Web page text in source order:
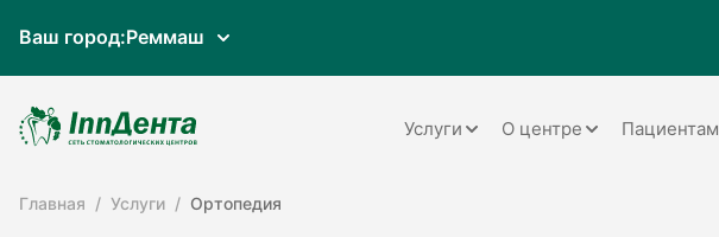
Ваш город:Реммаш
Услуги О центре Пациентам
Главная Услуги Ортопедия